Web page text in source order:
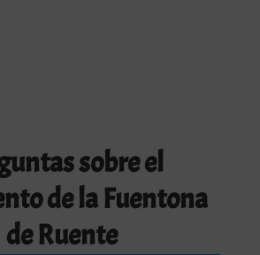
sobre el
de la Fuentona
de Ruente